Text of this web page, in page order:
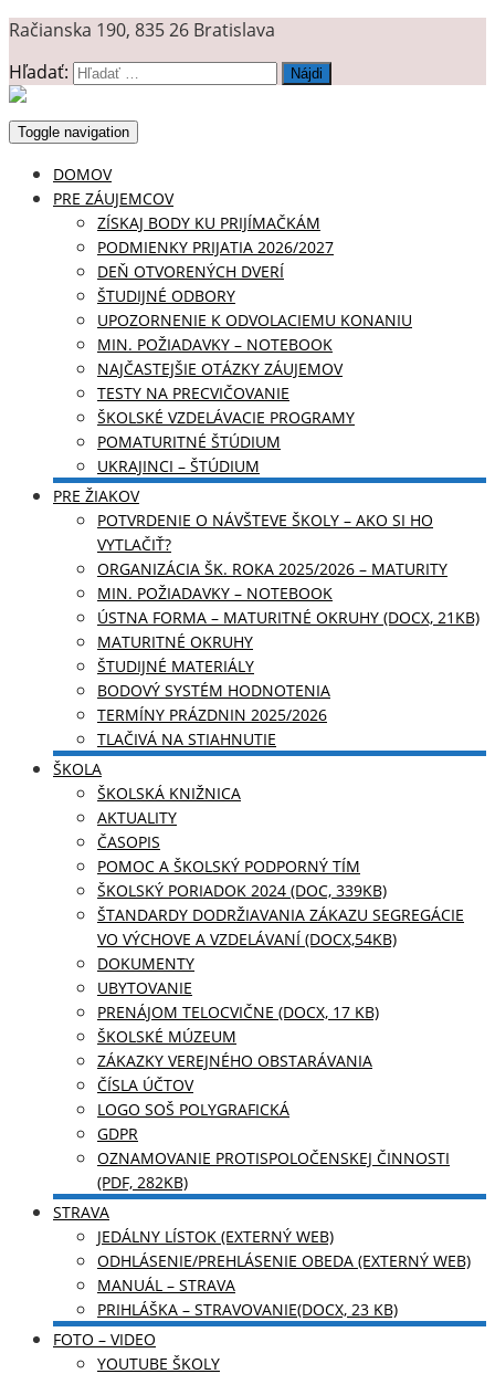
Račianska 190, 835 26 Bratislava
Hľadať:
Toggle navigation
DOMOV
PRE ZÁUJEMCOV
ZÍSKAJ BODY KU PRIJÍMAČKÁM
PODMIENKY PRIJATIA 2026/2027
DEŇ OTVORENÝCH DVERÍ
ŠTUDIJNÉ ODBORY
UPOZORNENIE K ODVOLACIEMU KONANIU
MIN. POŽIADAVKY – NOTEBOOK
NAJČASTEJŠIE OTÁZKY ZÁUJEMOV
TESTY NA PRECVIČOVANIE
ŠKOLSKÉ VZDELÁVACIE PROGRAMY
POMATURITNÉ ŠTÚDIUM
UKRAJINCI – ŠTÚDIUM
PRE ŽIAKOV
POTVRDENIE O NÁVŠTEVE ŠKOLY – AKO SI HO
VYTLAČIŤ?
ORGANIZÁCIA ŠK. ROKA 2025/2026 – MATURITY
MIN. POŽIADAVKY – NOTEBOOK
ÚSTNA FORMA – MATURITNÉ OKRUHY (DOCX, 21KB)
MATURITNÉ OKRUHY
ŠTUDIJNÉ MATERIÁLY
BODOVÝ SYSTÉM HODNOTENIA
TERMÍNY PRÁZDNIN 2025/2026
TLAČIVÁ NA STIAHNUTIE
ŠKOLA
ŠKOLSKÁ KNIŽNICA
AKTUALITY
ČASOPIS
POMOC A ŠKOLSKÝ PODPORNÝ TÍM
ŠKOLSKÝ PORIADOK 2024 (DOC, 339KB)
ŠTANDARDY DODRŽIAVANIA ZÁKAZU SEGREGÁCIE
VO VÝCHOVE A VZDELÁVANÍ (DOCX,54KB)
DOKUMENTY
UBYTOVANIE
PRENÁJOM TELOCVIČNE (DOCX, 17 KB)
ŠKOLSKÉ MÚZEUM
ZÁKAZKY VEREJNÉHO OBSTARÁVANIA
ČÍSLA ÚČTOV
LOGO SOŠ POLYGRAFICKÁ
GDPR
OZNAMOVANIE PROTISPOLOČENSKEJ ČINNOSTI
(PDF, 282KB)
STRAVA
JEDÁLNY LÍSTOK (EXTERNÝ WEB)
ODHLÁSENIE/PREHLÁSENIE OBEDA (EXTERNÝ WEB)
MANUÁL – STRAVA
PRIHLÁŠKA – STRAVOVANIE(DOCX, 23 KB)
FOTO – VIDEO
YOUTUBE ŠKOLY